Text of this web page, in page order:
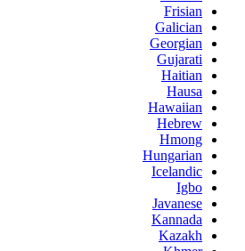
Frisian
Galician
Georgian
Gujarati
Haitian
Hausa
Hawaiian
Hebrew
Hmong
Hungarian
Icelandic
Igbo
Javanese
Kannada
Kazakh